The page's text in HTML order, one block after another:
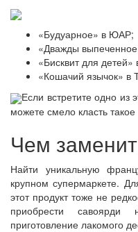
«Будуарное» в ЮАР;
«Дважды
«Бисквит для детей»
«Кошачий язычок» в
Если встретите одно из
можете смело класть
Чем
Найти уникальную
крупном супермаркете.
этот продукт тоже не
приобрести савоярди
приготовление лакомого